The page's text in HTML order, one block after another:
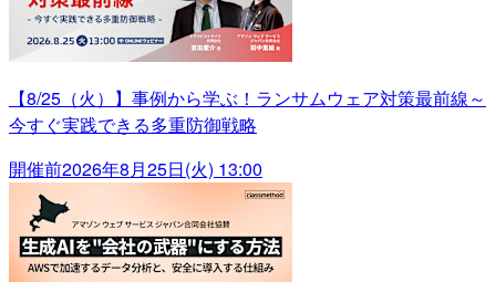
【8/25（火）】事例から学ぶ！ランサムウェア対策最前線～
今すぐ実践できる多重防御戦略
開催前2026年8月25日(火) 13:00